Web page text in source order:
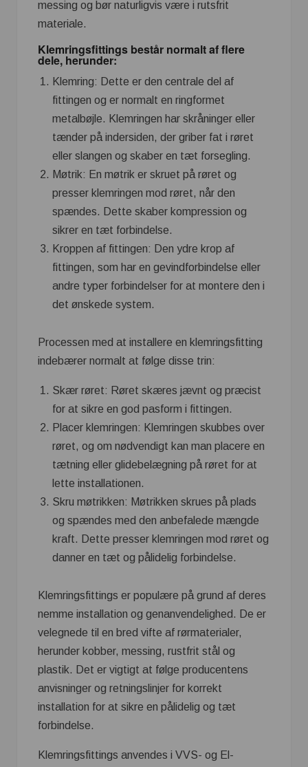
messing og bør naturligvis være i rutsfrit
materiale.
Klemringsfittings består normalt af flere
dele, herunder:
Klemring: Dette er den centrale del af
fittingen og er normalt en ringformet
metalbøjle. Klemringen har skråninger eller
tænder på indersiden, der griber fat i røret
eller slangen og skaber en tæt forsegling.
Møtrik: En møtrik er skruet på røret og
presser klemringen mod røret, når den
spændes. Dette skaber kompression og
sikrer en tæt forbindelse.
Kroppen af fittingen: Den ydre krop af
fittingen, som har en gevindforbindelse eller
andre typer forbindelser for at montere den i
det ønskede system.
Processen med at installere en klemringsfitting
indebærer normalt at følge disse trin:
Skær røret: Røret skæres jævnt og præcist
for at sikre en god pasform i fittingen.
Placer klemringen: Klemringen skubbes over
røret, og om nødvendigt kan man placere en
tætning eller glidebelægning på røret for at
lette installationen.
Skru møtrikken: Møtrikken skrues på plads
og spændes med den anbefalede mængde
kraft. Dette presser klemringen mod røret og
danner en tæt og pålidelig forbindelse.
Klemringsfittings er populære på grund af deres
nemme installation og genanvendelighed. De er
velegnede til en bred vifte af rørmaterialer,
herunder kobber, messing, rustfrit stål og
plastik. Det er vigtigt at følge producentens
anvisninger og retningslinjer for korrekt
installation for at sikre en pålidelig og tæt
forbindelse.
Klemringsfittings anvendes i VVS- og El-